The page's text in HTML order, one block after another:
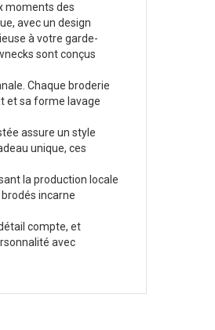
moments des
avec un design
à votre garde-
sont conçus
Chaque broderie
et sa forme lavage
assure un style
unique, ces
la production locale
incarne
compte, et
avec